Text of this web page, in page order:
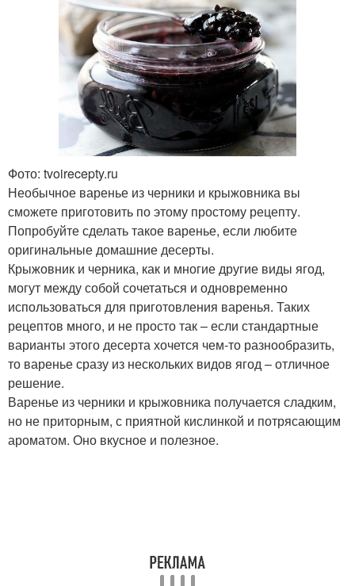
Фото: tvoirecepty.ru
Необычное варенье из черники и крыжовника вы
сможете приготовить по этому простому рецепту.
Попробуйте сделать такое варенье, если любите
оригинальные домашние десерты.
Крыжовник и черника, как и многие другие виды ягод,
могут между собой сочетаться и одновременно
использоваться для приготовления варенья. Таких
рецептов много, и не просто так – если стандартные
варианты этого десерта хочется чем-то разнообразить,
то варенье сразу из нескольких видов ягод – отличное
решение.
Варенье из черники и крыжовника получается сладким,
но не приторным, с приятной кислинкой и потрясающим
ароматом. Оно вкусное и полезное.